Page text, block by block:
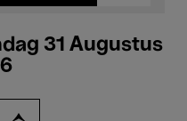
31 Augustus